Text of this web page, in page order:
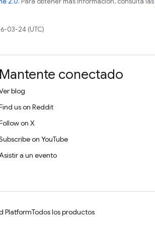
03-24 (UTC)
Mantente conectado
blog
us on Reddit
on X
on YouTube
a un evento
PlatformTodos los productos